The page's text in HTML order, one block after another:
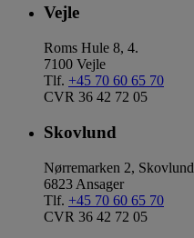
Vejle
Roms Hule 8, 4.
7100 Vejle
Tlf. +45 70 60 65 70
CVR 36 42 72 05
Skovlund
Nørremarken 2, Skovlund
6823 Ansager
Tlf. +45 70 60 65 70
CVR 36 42 72 05